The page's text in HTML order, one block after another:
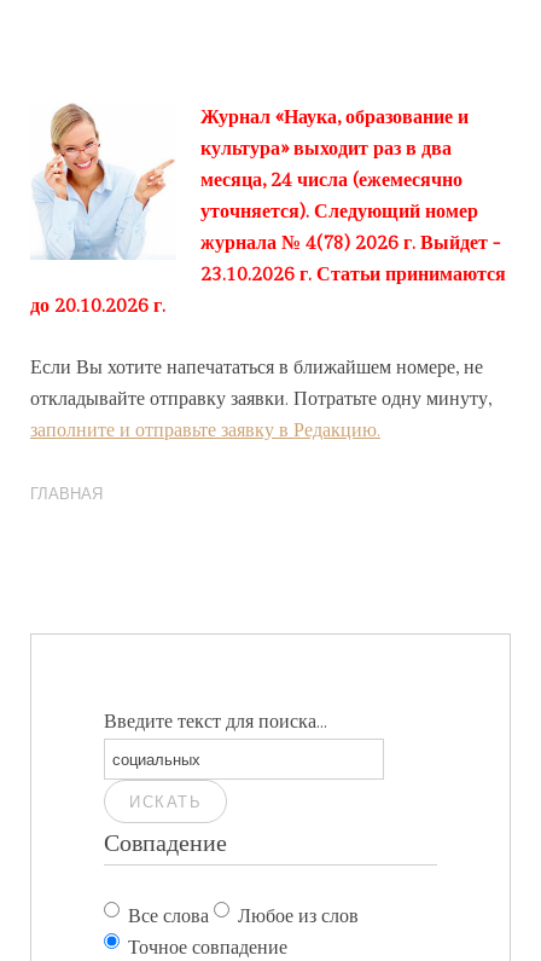
Журнал «Наука, образование и
культура» выходит раз в два
месяца, 24 числа (ежемесячно
уточняется). Следующий номер
журнала № 4(78) 2026 г. Выйдет -
23.10.2026 г. Статьи принимаются
до 20.10.2026 г.
Если Вы хотите напечататься в ближайшем номере, не
откладывайте отправку заявки. Потратьте одну минуту,
заполните и отправьте заявку в Редакцию.
ГЛАВНАЯ
Введите текст для поиска...
ИСКАТЬ
Совпадение
Все слова
Любое из слов
Точное совпадение